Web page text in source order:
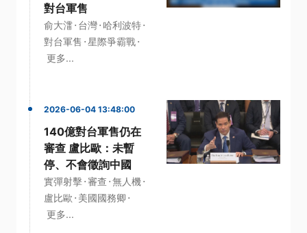
對台軍售
俞大㵢· 台灣· 哈利波特·
對台軍售 ·星際爭霸戰·
更多...
2026-06-04 13:48:00
140億對台軍售仍在
審查 盧比歐：未暫
停、不會徵詢中國
實彈射擊 · 審查 ·無人機 ·
盧比歐 · 美國國務卿 ·
更多...